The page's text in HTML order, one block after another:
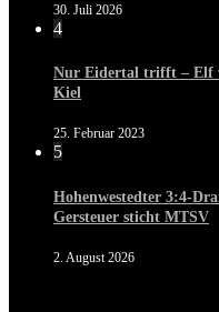
30. Juli 2026
4
Nur Eidertal trifft – Elf
Kiel
25. Februar 2023
5
Hohenwestedter 3:4-
Gersteuer sticht MTSV
2. August 2026